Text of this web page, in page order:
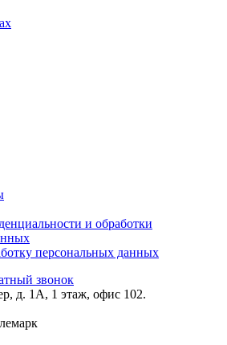
и обработки
персональных данных
звонок
д. 1А, 1 этаж, офис 102.